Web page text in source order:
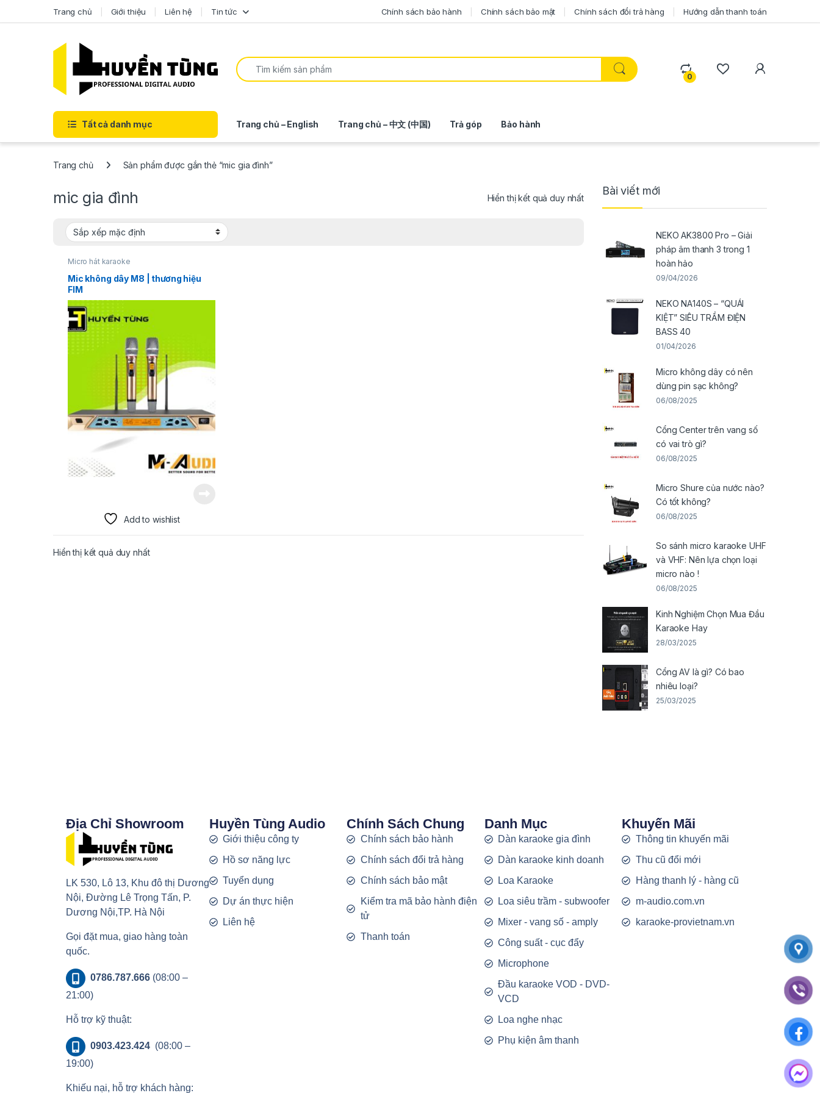
Trang chủ Giới thiệu Liên hệ Tin tức Chính sách bảo hành Chính sách bảo mật Chính sách đổi trả hàng Hướng dẫn thanh toán
0
Tất cả danh mục Trang chủ – English Trang chủ – 中文 (中国) Trả góp Bảo hành
Trang chủ Sản phẩm được gắn thẻ “mic gia đình”
mic gia đình Hiển thị kết quả duy nhất
Micro hát karaoke
Mic không dây M8 | thương hiệu
FIM
Add to wishlist
Hiển thị kết quả duy nhất
Bài viết mới
NEKO AK3800 Pro – Giải
pháp âm thanh 3 trong 1
hoàn hảo
09/04/2026
NEKO NA140S – “QUÁI
KIỆT” SIÊU TRẦM ĐIỆN
BASS 40
01/04/2026
Micro không dây có nên
dùng pin sạc không?
06/08/2025
Cổng Center trên vang số
có vai trò gì?
06/08/2025
Micro Shure của nước nào?
Có tốt không?
06/08/2025
So sánh micro karaoke UHF
và VHF: Nên lựa chọn loại
micro nào !
06/08/2025
Kinh Nghiệm Chọn Mua Đầu
Karaoke Hay
28/03/2025
Cổng AV là gì? Có bao
nhiêu loại?
25/03/2025
Địa Chỉ Showroom
LK 530, Lô 13, Khu đô thị Dương
Nội, Đường Lê Trọng Tấn, P.
Dương Nội,TP. Hà Nội
Gọi đặt mua, giao hàng toàn
quốc.
0786.787.666(08:00 –
21:00)
Hỗ trợ kỹ thuật:
0903.423.424 (08:00 –
19:00)
Khiếu nại, hỗ trợ khách hàng:
Huyền Tùng Audio
Giới thiệu công ty
Hồ sơ năng lực
Tuyển dụng
Dự án thực hiện
Liên hệ
Chính Sách Chung
Chính sách bảo hành
Chính sách đổi trả hàng
Chính sách bảo mật
Kiểm tra mã bảo hành điện
tử
Thanh toán
Danh Mục
Dàn karaoke gia đình
Dàn karaoke kinh doanh
Loa Karaoke
Loa siêu trầm - subwoofer
Mixer - vang số - amply
Công suất - cục đẩy
Microphone
Đầu karaoke VOD - DVD-
VCD
Loa nghe nhạc
Phụ kiện âm thanh
Khuyến Mãi
Thông tin khuyến mãi
Thu cũ đổi mới
Hàng thanh lý - hàng cũ
m-audio.com.vn
karaoke-provietnam.vn